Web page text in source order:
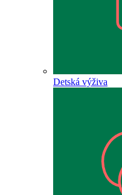
Detská výživa